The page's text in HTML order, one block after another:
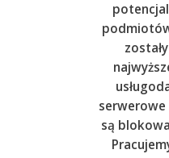
serwerowe
są